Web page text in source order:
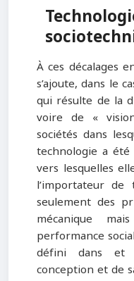
À ces décalages
s’ajoute, dans le
qui résulte de la
voire de «
sociétés dans
technologie a
vers lesquelles
l’importateur de
seulement des
mécanique
performance
défini dans
conception et de